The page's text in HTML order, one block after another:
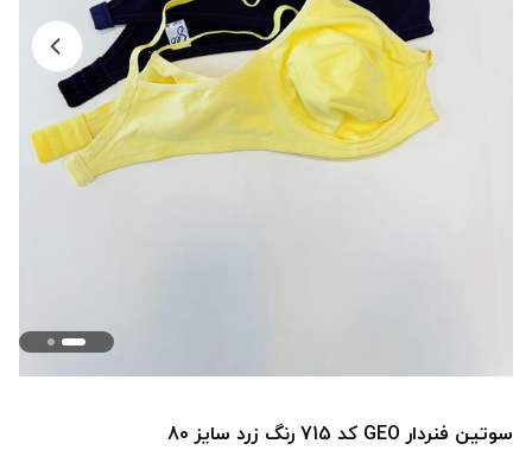
سوتین فنردار GEO کد 715 رنگ زرد سایز 80